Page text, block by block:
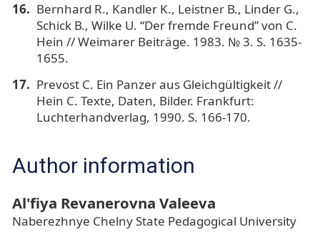
Bernhard R., Kandler K., Leistner В., Linder G.,
Schick В., Wilke U. “Der fremde Freund” von C.
Hein // Weimarer Beiträge. 1983. № 3. S. 1635-
1655.
Prevost С. Ein Panzer aus Gleichgültigkeit //
Hein С. Texte, Daten, Bilder. Frankfurt:
Luchterhandverlag, 1990. S. 166-170.
Author information
Al'fiya Revanerovna Valeeva
Naberezhnye Chelny State Pedagogical University